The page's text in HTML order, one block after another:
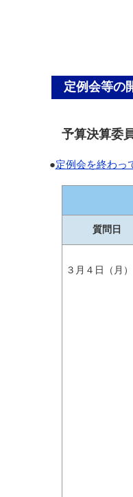
定例会等の
予算決算委
●定例会を終わっ
質問日
３月４日（月）